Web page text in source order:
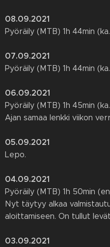
08.09.2021
Pyöräily (MTB) 1h 44min
07.09.2021
Pyöräily (MTB) 1h 44min
06.09.2021
Pyöräily (MTB) 1h 45min
Ajan samaa lenkki viikon
05.09.2021
Lepo.
04.09.2021
Pyöräily (MTB) 1h 50min
Nyt täytyy alkaa
aloittamiseen. On tullut
03.09.2021